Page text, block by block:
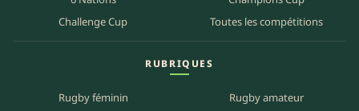
Challenge Cup
Toutes les compétitions
RUBRIQUES
Rugby féminin
Rugby amateur